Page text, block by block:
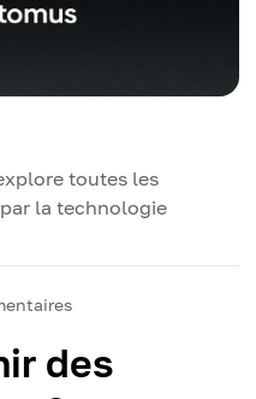
toutes les
la technologie
des